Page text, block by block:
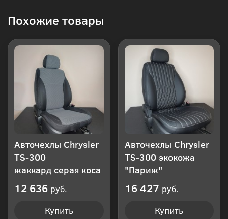
Похожие товары
Авточехлы Chrysler
TS-300
жаккард серая коса
12 636 руб.
Купить
Авточехлы Chrysler
TS-300 экокожа
"Париж"
16 427 руб.
Купить